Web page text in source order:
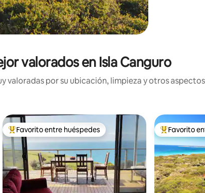
valorados en Isla Canguro
valoradas por su ubicación, limpieza y otros
Favorito entre huéspedes preferido
Favorito entre huéspedes Favorito
Favorito